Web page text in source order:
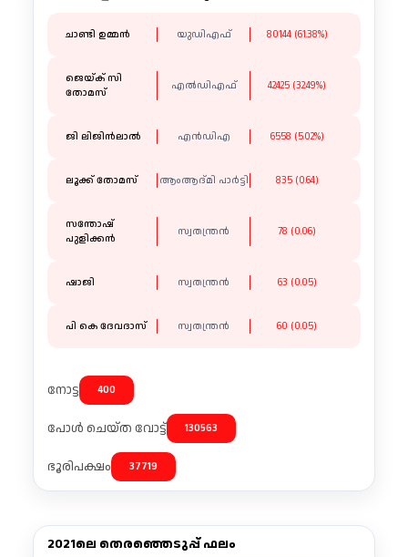
ചാണ്ടി ഉമ്മൻ യുഡിഎഫ് 80144 (61.38%)
ജെയ്ക് സി
തോമസ്
എൽഡിഎഫ് 42425 (32.49%)
ജി ലിജിൻലാൽ എൻഡിഎ 6558 (5.02%)
ലൂക്ക് തോമസ് ആംആദ്മി പാർട്ടി 835 (0.64)
സന്തോഷ്
പുളിക്കൻ
സ്വതന്ത്രന്‍ 78 (0.06)
ഷാജി സ്വതന്ത്രന്‍ 63 (0.05)
പി കെ ദേവദാസ് സ്വതന്ത്രന്‍ 60 (0.05)
നോട്ട 400
പോൾ ചെയ്ത വോട്ട് 130563
ഭൂരിപക്ഷം 37719
2021ലെ തെരഞ്ഞെടുപ്പ് ഫലം